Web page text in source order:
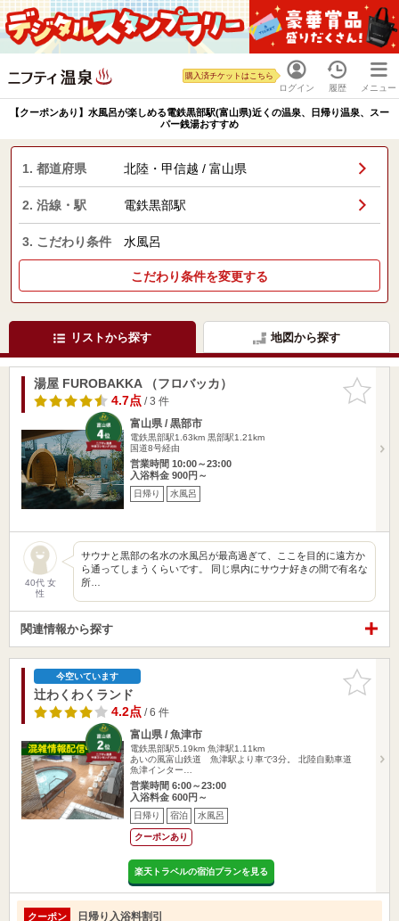
ログイン
購入済チケットはこちら
履歴 メニュー
【クーポンあり】水風呂が楽しめる電鉄黒部駅(富山県)近くの温泉、日帰り温泉、スー
パー銭湯おすすめ
1. 都道府県 北陸・甲信越 / 富山県
2. 沿線・駅 電鉄黒部駅
3. こだわり条件 水風呂
こだわり条件を変更する
リストから探す 地図から探す
お気に入
りに追加
湯屋 FUROBAKKA （フロバッカ）
4.7点/ 3 件
富山県 / 黒部市
電鉄黒部駅1.63km 黒部駅1.21km
国道8号経由
営業時間 10:00～23:00
入浴料金 900円～
日帰り 水風呂
40代 女
性
サウナと黒部の名水の水風呂が最高過ぎて、ここを目的に遠方か
ら通ってしまうくらいです。 同じ県内にサウナ好きの間で有名な
所…
関連情報から探す
お気に入
りに追加
今空いています
辻わくわくランド
4.2点/ 6 件
富山県 / 魚津市
電鉄黒部駅5.19km 魚津駅1.11km
あいの風富山鉄道 魚津駅より車で3分。 北陸自動車道
魚津インター…
営業時間 6:00～23:00
入浴料金 600円～
日帰り 宿泊 水風呂
クーポンあり
楽天トラベルの宿泊プランを見る
クーポン 日帰り入浴料割引